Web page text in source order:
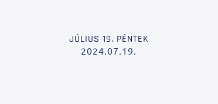
JÚLIUS 19. PÉNTEK
2024.07.19.